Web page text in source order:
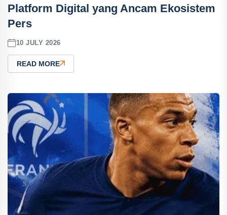
Platform Digital yang Ancam Ekosistem
Pers
10 JULY 2026
READ MORE